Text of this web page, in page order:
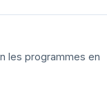
les programmes en